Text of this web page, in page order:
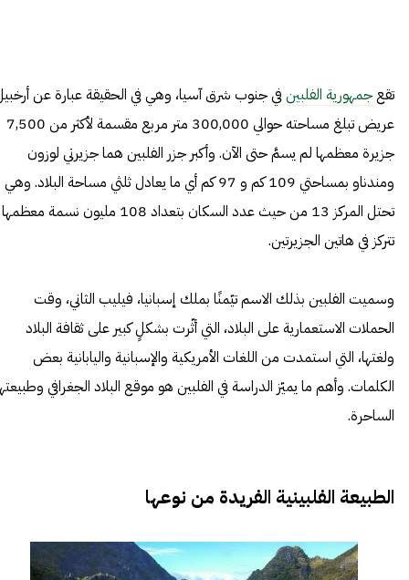
تقعجمهورية الفلبينفي جنوب شرق آسيا، وهي في الحقيقة عبارة عن
عريض تبلغ مساحته حوالي 300,000 متر مربع مقسمة لأكثر من 7,500
جزيرة معظمها لم يسمَّ حتى الآن. وأكبر جزر الفلبين هما جزيرتي لوزون
ومندناو بمساحتي 109 كم و 97 كم أي ما يعادل ثلثي مساحة البلاد. وهي
تحتل المركز 13 من حيث عدد السكان بتعداد 108 مليون نسمة معظمها
تتركز في هاتين الجزيرتين.
وسميت الفلبين بذلك الاسم تيّمنًا بملك إسبانيا، فيليب الثاني، وقت
الحملات الاستعمارية على البلاد، التي أثّرت بشكلٍ كبير على ثقافة البلاد
ولغتها، التي استمدت من اللغات الأمريكية والإسبانية واليابانية بعض
الكلمات. وأهم ما يميّز الدراسة في الفلبين هو موقع البلاد الجغرافي
الساحرة.
الطبيعة الفلبينية الفريدة من نوعها